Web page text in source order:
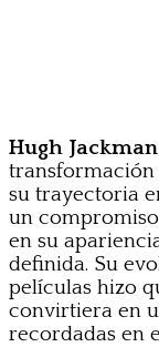
Hugh
transformación
su trayectoria
un
en su
definida. Su
películas hizo
convirtiera en
recordadas en